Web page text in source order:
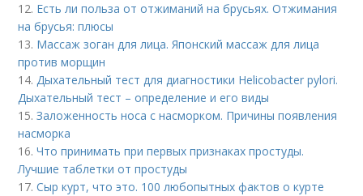
12. Есть ли польза от отжиманий на брусьях. Отжимания
на брусья: плюсы
13. Массаж зоган для лица. Японский массаж для лица
против морщин
14.Дыхательный тест для диагностики Helicobacter pylori.
Дыхательный тест – определение и его виды
15.Заложенность носа с насморком. Причины появления
насморка
16.Что принимать при первых признаках простуды.
Лучшие таблетки от простуды
17.Сыр курт, что это. 100 любопытных фактов о курте